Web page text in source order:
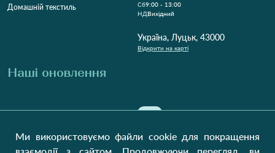
Домашній текстиль
Cб9:00 - 13:00
НДВихідний
Україна, Луцьк, 43000
Відкрити на карті
Наші оновлення
Ми використовуємо файли cookie для покращення